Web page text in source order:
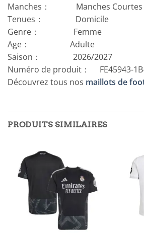
Manches： Manches Courtes
Tenues： Domicile
Genre： Femme
Age： Adulte
Saison： 2026/2027
Numéro de produit： FE45943-
Découvrez tous nos maillots de
PRODUITS SIMILAIRES